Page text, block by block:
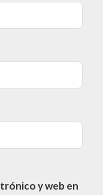
y web en